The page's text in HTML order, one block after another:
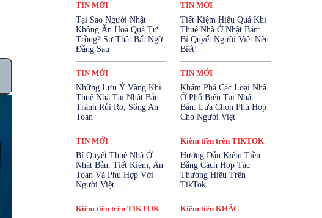
Kiếm tiền trên FACEBOOK
Kiếm tiền trên TIKTOK
Kiếm tiền trên YOUTUBE
Mở Tài Khoản Ngân Hàng
Mua Bảo Hiểm Online
Sản Phẩm Cho Trẻ Em
Tài Chính & Bảo Hiểm
TĂNG CƯỜNG SINH LÝ
Thiết Bị Điện Tử
Thời Trang
Thực Phẩm & Đồ Uống
Vay Tiền Online
Vay Tín Chấp
Nhiều hơn
TIN MỚI
Tại Sao Người Nhật
Không Ăn Hoa Quả Tự
Trồng? Sự Thật Bất Ngờ
Đằng Sau
TIN MỚI
Tiết Kiệm Hiệu Quả Khi
Thuê Nhà Ở Nhật Bản:
Bí Quyết Người Việt Nên
Biết!
TIN MỚI
Những Lưu Ý Vàng Khi
Thuê Nhà Tại Nhật Bản:
Tránh Rủi Ro, Sống An
Toàn
TIN MỚI
Khám Phá Các Loại Nhà
Ở Phổ Biến Tại Nhật
Bản: Lựa Chọn Phù Hợp
Cho Người Việt
TIN MỚI
Bí Quyết Thuê Nhà Ở
Nhật Bản: Tiết Kiệm, An
Toàn Và Phù Hợp Với
Người Việt
Kiếm tiền trên TIKTOK
Hướng Dẫn Kiếm Tiền
Bằng Cách Hợp Tác
Thương Hiệu Trên
TikTok
Kiếm tiền trên TIKTOK
Kiếm tiền KHÁC